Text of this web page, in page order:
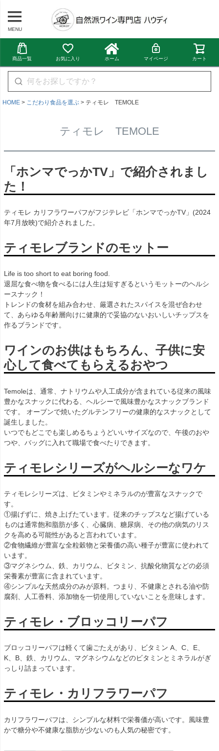
MENU
商品一覧 お気に入り ホーム マイページ カート
HOME こだわり食品を選ぶ ティモレ TEMOLE
ティモレ TEMOLE
「ホンマでっかTV」で紹介されまし
た！
ティモレ カリフラワーパフがフジテレビ「ホンマでっかTV」(2024
年7月放映)で紹介されました。
ティモレブランドのモットー
Life is too short to eat boring food.
退屈な食べ物を食べるには人生は短すぎるというモットーのヘルシ
ースナック！
トレンドの食材を組み合わせ、厳選されたスパイスを混ぜ合わせ
て、あらゆる年齢層向けに健康的で妥協のないおいしいチップスを
作るブランドです。
ワインのお供はもちろん、子供に安
心して食べてもらえるおやつ
Temoleは、通常、ナトリウムや人工成分が含まれている従来の風味
豊かなスナックに代わる、ヘルシーで風味豊かなスナックブランド
です。 オーブンで焼いたグルテンフリーの健康的なスナックとして
誕生しました。
いつでもどこでも楽しめるちょうどいいサイズなので、午後のおや
つや、バッグに入れて職場で食べたりできます。
ティモレシリーズがヘルシーなワケ
ティモレシリーズは、ビタミンやミネラルのが豊富なスナックで
す。
①揚げずに、焼き上げたています。従来のチップスなど揚げている
ものは通常飽和脂肪が多く、心臓病、糖尿病、その他の病気のリス
クを高める可能性があると言われています。
②食物繊維が豊富な全粒穀物と栄養価の高い種子が豊富に使われて
います。
③マグネシウム、鉄、カリウム、ビタミン、抗酸化物質などの必須
栄養素が豊富に含まれています。
④シンプルな天然成分のみが原料。つまり、不健康とされる油や防
腐剤、人工香料、添加物を一切使用していないことを意味します。
ティモレ・ブロッコリーパフ
ブロッコリーパフは軽くて歯ごたえがあり、ビタミン A、C、E、
K、B、鉄、カリウム、マグネシウムなどのビタミンとミネラルがぎ
っしり詰まっています。
ティモレ・カリフラワーパフ
カリフラワーパフは、シンプルな材料で栄養価が高いです。風味豊
かで糖分や不健康な脂肪が少ないのも人気の秘密です。